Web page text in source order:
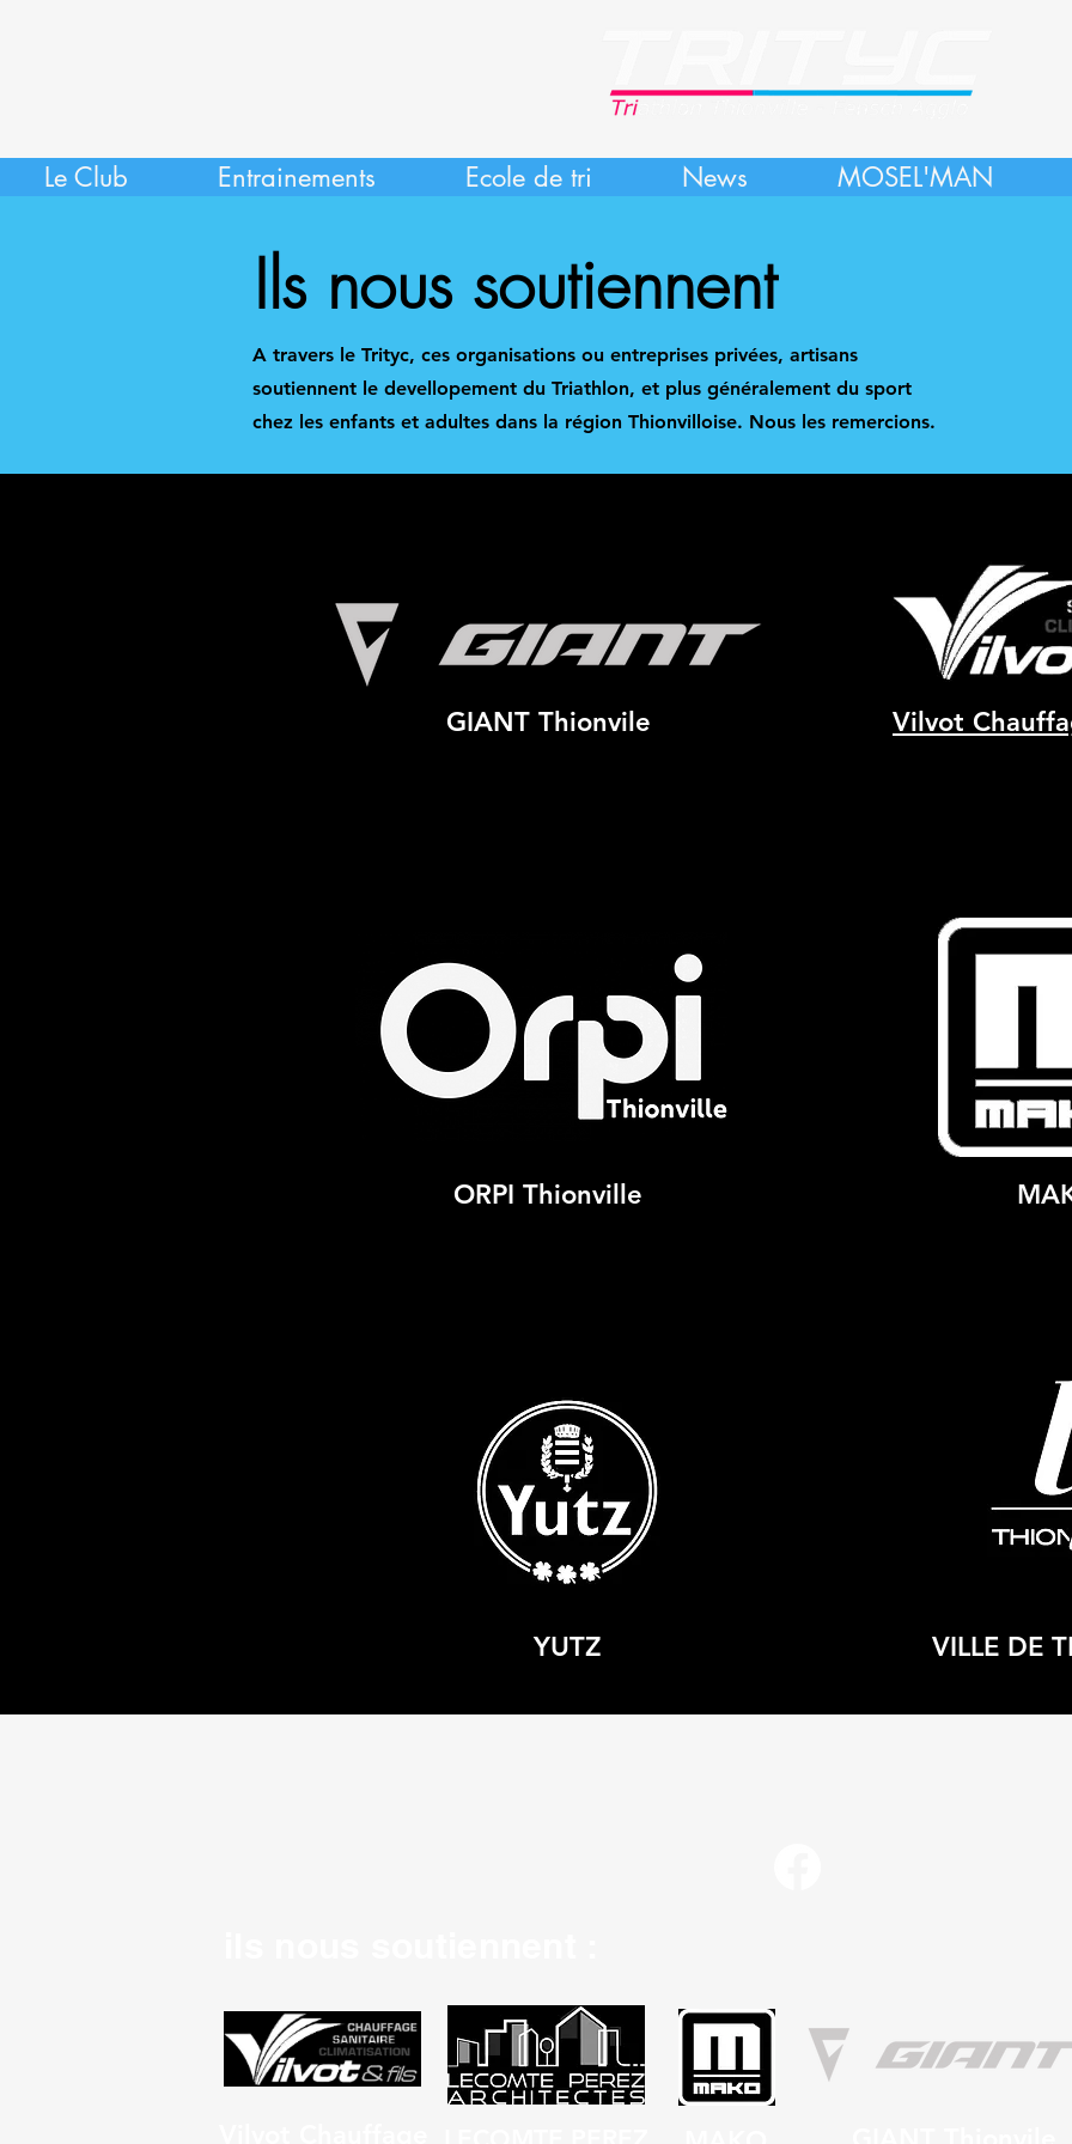
Le Club Entrainements Ecole de tri News MOSEL'MAN
Ils nous soutiennent
A travers le Trityc, ces organisations ou entreprises privées, artisans
soutiennent le devellopement du Triathlon, et plus généralement du sport
chez les enfants et adultes dans la région Thionvilloise. Nous les remercions.
GIANT Thionvile Vilvot
ORPI Thionville
YUTZ VILLE DE